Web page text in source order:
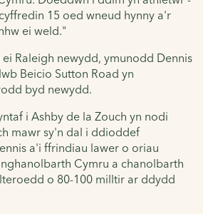
15 oed wneud hynny a'r
ei weld."
Raleigh newydd, ymunodd Dennis
Beicio Sutton Road yn
byd newydd.
i Ashby de la Zouch yn nodi
mawr sy'n dal i ddioddef
a'i ffrindiau lawer o oriau
Cymru a chanolbarth
o 80-100 milltir ar ddydd